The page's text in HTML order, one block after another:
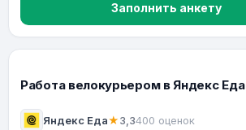
Заполнить анкету
Работа велокурьером в Яндекс Еда
Яндекс Еда★3,3400 оценок